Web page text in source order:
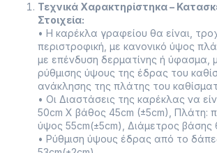
Τεχνικά Χαρακτηρίστηκα –
Στοιχεία:
• Η καρέκλα γραφείου θα είναι,
περιστροφική, με κανονικό ύψος
με επένδυση δερματίνης ή ύφασμα,
ρύθμισης ύψους της έδρας του
ανάκλησης της πλάτης του
• Οι Διαστάσεις της καρέκλας να
50cm Χ βάθος 45cm (±5cm), Πλάτη:
ύψος 55cm(±5cm), Διάμετρος βάσης
• Ρύθμιση ύψους έδρας από το